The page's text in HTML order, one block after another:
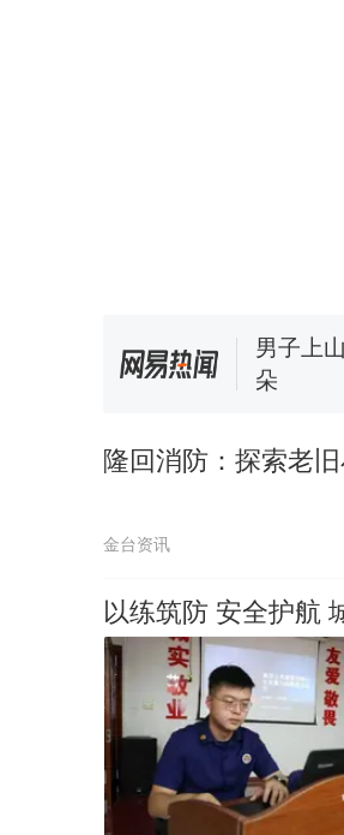
制
男子上
朵
参考消
那
隆回消防：探索老
金台资讯
以练筑防 安全护航